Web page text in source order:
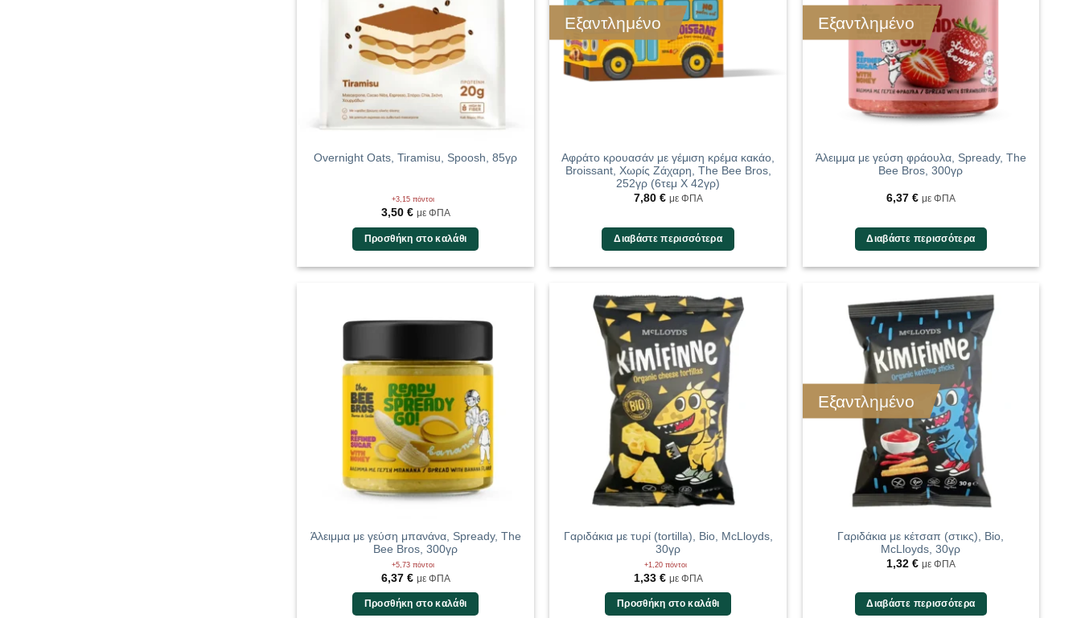
Overnight Oats, Tiramisu, Spoosh, 85γρ
+3,15 πόντοι
3,50 € με ΦΠΑ
Προσθήκη στο καλάθι
Εξαντλημένο
Αφράτο κρουασάν με γέμιση κρέμα κακάο,
Broissant, Χωρίς Ζάχαρη, The Bee Bros,
252γρ (6τεμ Χ 42γρ)
7,80 € με ΦΠΑ
Διαβάστε περισσότερα
Εξαντλημένο
Άλειμμα με γεύση φράουλα, Spready, The
Bee Bros, 300γρ
6,37 € με ΦΠΑ
Διαβάστε περισσότερα
Άλειμμα με γεύση μπανάνα, Spready, The
Bee Bros, 300γρ
+5,73 πόντοι
6,37 € με ΦΠΑ
Προσθήκη στο καλάθι
Γαριδάκια με τυρί (tortilla), Bio, McLloyds,
30γρ
+1,20 πόντοι
1,33 € με ΦΠΑ
Προσθήκη στο καλάθι
Εξαντλημένο
Γαριδάκια με κέτσαπ (στικς), Bio,
McLloyds, 30γρ
1,32 € με ΦΠΑ
Διαβάστε περισσότερα